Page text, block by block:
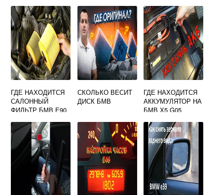
ГДЕ НАХОДИТСЯ
САЛОННЫЙ
ФИЛЬТР БМВ Е90
СКОЛЬКО ВЕСИТ
ДИСК БМВ
ГДЕ НАХОДИТСЯ
АККУМУЛЯТОР НА
БМВ Х5 G05